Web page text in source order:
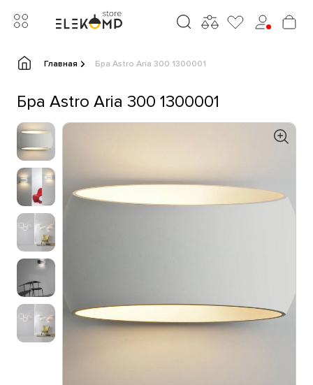
Главная Бра Astro Aria 300 1300001
Бра Astro Aria 300 1300001